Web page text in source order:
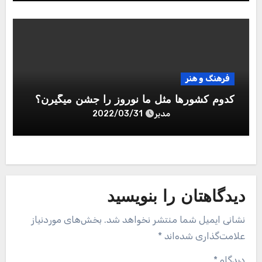
فرهنگ و هنر
کدوم کشورها مثل ما نوروز را جشن میگیرن؟
مدیر 2022/03/31
دیدگاهتان را بنویسید
نشانی ایمیل شما منتشر نخواهد شد. بخش‌های موردنیاز
علامت‌گذاری شده‌اند *